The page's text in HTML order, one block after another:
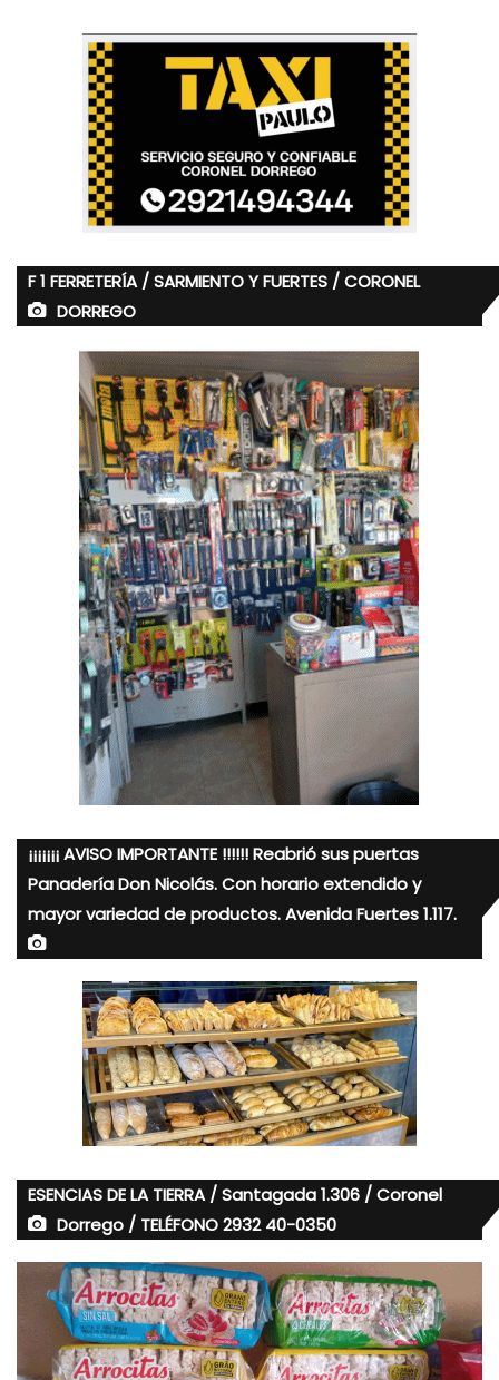
F 1 FERRETERÍA / SARMIENTO Y FUERTES / CORONEL
DORREGO
¡¡¡¡¡¡¡ AVISO IMPORTANTE !!!!!! Reabrió sus puertas
Panadería Don Nicolás. Con horario extendido y
mayor variedad de productos. Avenida Fuertes 1.117.
ESENCIAS DE LA TIERRA / Santagada 1.306 / Coronel
Dorrego / TELÉFONO 2932 40-0350